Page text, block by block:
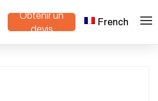
Obtenir un
devis
French
Bancs roulants personnalisés à flux et
reflux